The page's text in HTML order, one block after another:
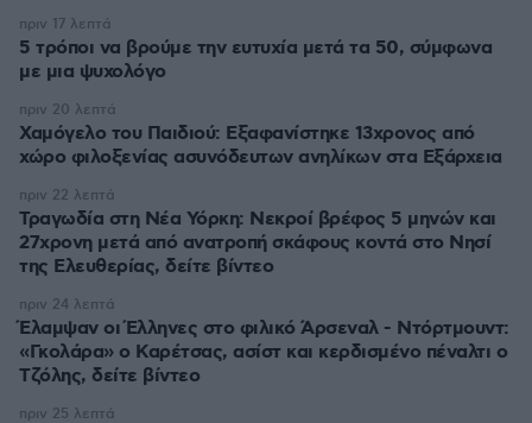
5 τρόποι να βρούμε την ευτυχία μετά τα 50, σύμφωνα
με μια ψυχολόγο
πριν 17 λεπτά
Χαμόγελο του Παιδιού: Εξαφανίστηκε 13χρονος από
χώρο φιλοξενίας ασυνόδευτων ανηλίκων στα Εξάρχεια
πριν 20 λεπτά
Τραγωδία στη Νέα Υόρκη: Νεκροί βρέφος 5 μηνών και
27χρονη μετά από ανατροπή σκάφους κοντά στο Νησί
της Ελευθερίας, δείτε βίντεο
πριν 22 λεπτά
Έλαμψαν οι Έλληνες στο φιλικό Άρσεναλ - Ντόρτμουντ:
«Γκολάρα» ο Καρέτσας, ασίστ και κερδισμένο πέναλτι ο
Τζόλης, δείτε βίντεο
πριν 24 λεπτά
πριν 25 λεπτά